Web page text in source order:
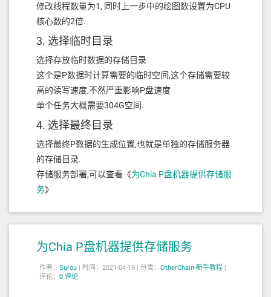
修改线程数量为1, 同时上一步中的绘图数设置为CPU
核心数的2倍.
3. 选择临时目录
选择存放临时数据的存储目录
这个是P数据时计算需要的临时空间,这个存储需要较
高的读写速度,不然严重影响P盘速度
单个任务大概需要304G空间.
4. 选择最终目录
选择最终P数据的生成位置,也就是单独的存储服务器
的存储目录.
存储服务部署,可以查看《为Chia P盘机器提供存储服
务》
为Chia P盘机器提供存储服务
作者： Surou | 时间：2021-04-19 | 分类： OtherChain-新手教程 |
评论： 0 评论